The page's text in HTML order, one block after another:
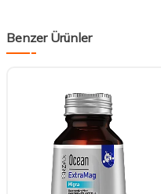
Benzer Ürünler